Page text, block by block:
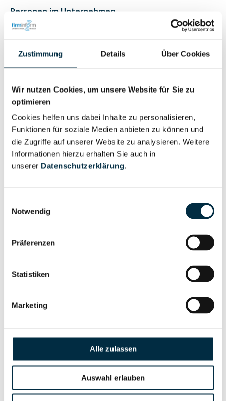
Zustimmung Details Über Cookies
Wir nutzen Cookies, um unsere Website für Sie zu
optimieren
Cookies helfen uns dabei Inhalte zu personalisieren,
Funktionen für soziale Medien anbieten zu können und
die Zugriffe auf unserer Website zu analysieren. Weitere
Informationen hierzu erhalten Sie auch in
unserer Datenschutzerklärung.
Notwendig
Präferenzen
Statistiken
Marketing
Alle zulassen
Auswahl erlauben
Personen im Unternehmen
Geschäftsführer (2)
Nutzer
Wirtschaftlich
Vollständiges
anfragen
Eigentums- und Kontrollstruktur
Gesellschafterstruktur
Unternehmensprofil
Unternehmensnetzwerk
Unternehmensprofil
Berechtigten Pfad
Risikoinformationen